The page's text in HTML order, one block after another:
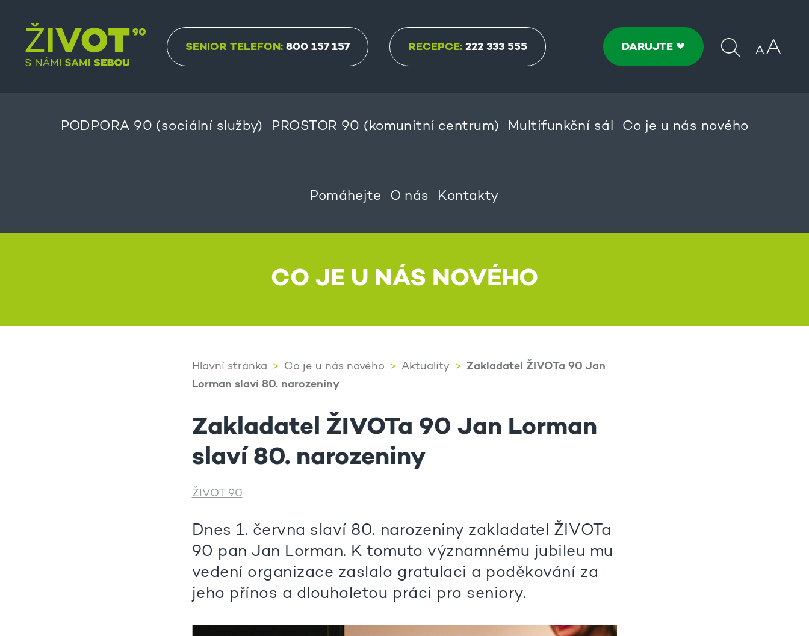
SENIOR TELEFON: 800 157 157 RECEPCE: 222 333 555 DARUJTE ❤
PODPORA 90 (sociální služby) PROSTOR 90 (komunitní centrum) Multifunkční sál Co je u nás nového
Pomáhejte O nás Kontakty
CO JE U NÁS NOVÉHO
Hlavní stránka Co je u nás nového Aktuality
Zakladatel ŽIVOTa 90 Jan
Lorman slaví 80. narozeniny
Zakladatel ŽIVOTa 90 Jan Lorman
slaví 80. narozeniny
ŽIVOT 90
Dnes 1. června slaví 80. narozeniny zakladatel ŽIVOTa
90 pan Jan Lorman. K tomuto významnému jubileu mu
vedení organizace zaslalo gratulaci a poděkování za
jeho přínos a dlouholetou práci pro seniory.